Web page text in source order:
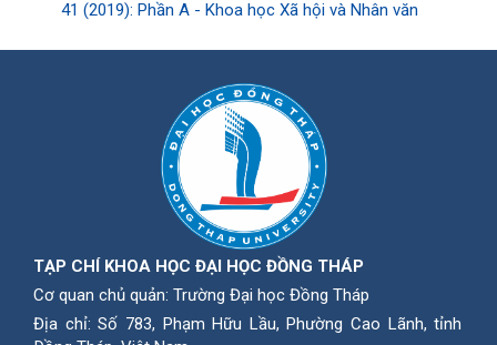
41 (2019): Phần A - Khoa học Xã hội và Nhân văn
TẠP CHÍ KHOA HỌC ĐẠI HỌC ĐỒNG THÁP
Cơ quan chủ quản: Trường Đại học Đồng Tháp
Địa chỉ: Số 783, Phạm Hữu Lầu, Phường Cao Lãnh, tỉnh